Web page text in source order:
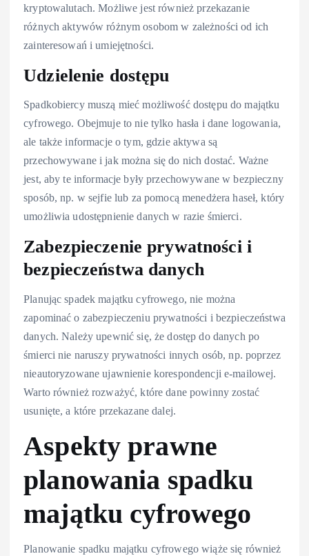
kryptowalutach. Możliwe jest również przekazanie
różnych aktywów różnym osobom w zależności od ich
zainteresowań i umiejętności.
Udzielenie dostępu
Spadkobiercy muszą mieć możliwość dostępu do majątku
cyfrowego. Obejmuje to nie tylko hasła i dane logowania,
ale także informacje o tym, gdzie aktywa są
przechowywane i jak można się do nich dostać. Ważne
jest, aby te informacje były przechowywane w bezpieczny
sposób, np. w sejfie lub za pomocą menedżera haseł, który
umożliwia udostępnienie danych w razie śmierci.
Zabezpieczenie prywatności i
bezpieczeństwa danych
Planując spadek majątku cyfrowego, nie można
zapominać o zabezpieczeniu prywatności i bezpieczeństwa
danych. Należy upewnić się, że dostęp do danych po
śmierci nie naruszy prywatności innych osób, np. poprzez
nieautoryzowane ujawnienie korespondencji e-mailowej.
Warto również rozważyć, które dane powinny zostać
usunięte, a które przekazane dalej.
Aspekty prawne
planowania spadku
majątku cyfrowego
Planowanie spadku majątku cyfrowego wiąże się również